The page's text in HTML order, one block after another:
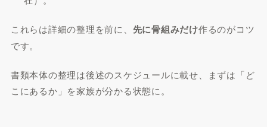
これらは詳細の整理を前に、 先に骨組みだけ作るのがコツ
です。
書類本体の整理は後述のスケジュールに載せ、まずは「ど
こにあるか」を家族が分かる状態に。